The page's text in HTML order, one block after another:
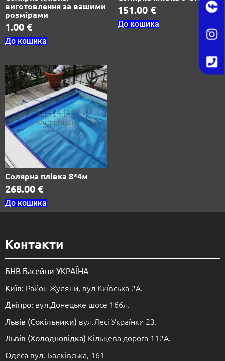
виготовлення за вашими
розмірами
1.00 €
До кошика
151.00 €
До кошика
Солярна плівка 8*4м
268.00 €
До кошика
Контакти
БНВ Басейни УКРАЇНА
Київ: Район Жуляни, вул Київська 2А.
Дніпро: вул.Донецьке шосе 166л.
Львів (Сокільники) вул.Лесі Українки 23.
Львів (Холодновідка) Кільцева дорога 112А.
Одеса вул. Балківська, 161